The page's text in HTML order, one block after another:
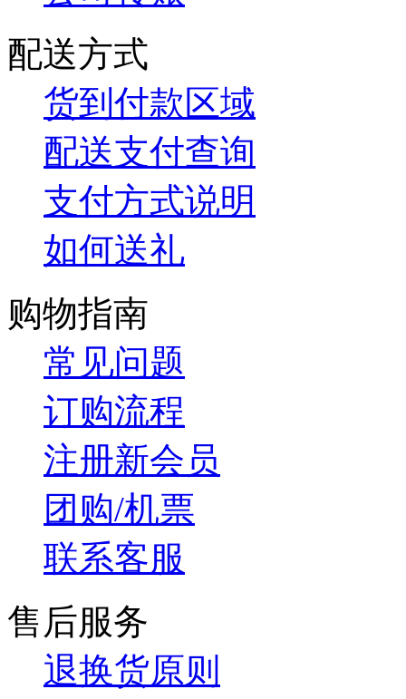
配送方式
货到付款区域
配送支付查询
支付方式说明
如何送礼
购物指南
常见问题
订购流程
注册新会员
团购/机票
联系客服
售后服务
退换货原则